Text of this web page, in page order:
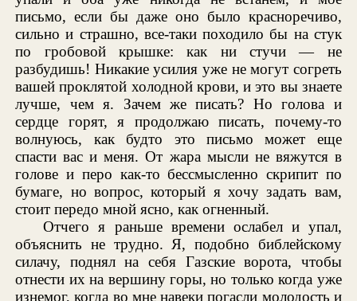
письмо, если бы даже оно было красноречиво,
сильно и страшно, все-таки походило бы на стук
по гробовой крышке: как ни стучи — не
разбудишь! Никакие усилия уже не могут согреть
вашей проклятой холодной крови, и это вы знаете
лучше, чем я. Зачем же писать? Но голова и
сердце горят, я продолжаю писать, почему-то
волнуюсь, как будто это письмо может еще
спасти вас и меня. От жара мысли не вяжутся в
голове и перо как-то бессмысленно скрипит по
бумаге, но вопрос, который я хочу задать вам,
стоит передо мной ясно, как огненный.
Отчего я раньше времени ослабел и упал,
объяснить не трудно. Я, подобно библейскому
силачу, поднял на себя Газские ворота, чтобы
отнести их на вершину горы, но только когда уже
изнемог, когда во мне навеки погасли молодость и